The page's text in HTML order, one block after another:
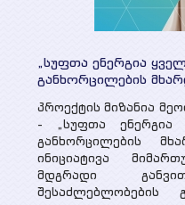
„სუფთა ენერგია
განხორცილების
პროექტის მიზანია
- „სუფთა ენერგია
განხორცილების
ინიციატივა
მდგრადი
შესაძლებლობების